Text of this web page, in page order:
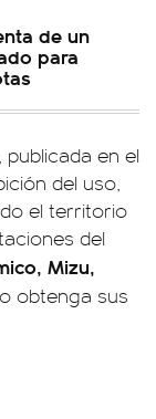
de un
para
publicada en el
del uso,
el territorio
del
Mizu,
obtenga sus